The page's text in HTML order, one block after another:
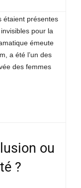
étaient présentes
pour la
émeute
a été l’un des
des femmes
ou
?